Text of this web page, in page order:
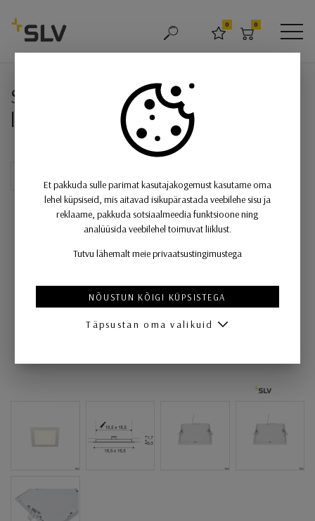
OTSING LEMMIKUD
0
OSTUKORV
0
SENSER 18 DL, LED süvistatav
SENSER 18 DL, LED süvistatav
laevalgusti kandiline valge 4000K
Et pakkuda sulle parimat kasutajakogemust kasutame oma
lehel küpsiseid, mis aitavad isikupärastada veebilehe sisu ja
reklaame, pakkuda sotsiaalmeedia funktsioone ning
analüüsida veebilehel toimuvat liiklust.
Tutvu lähemalt meie privaatsustingimustega
NÕUSTUN KÕIGI KÜPSISTEGA
Täpsustan oma valikuid